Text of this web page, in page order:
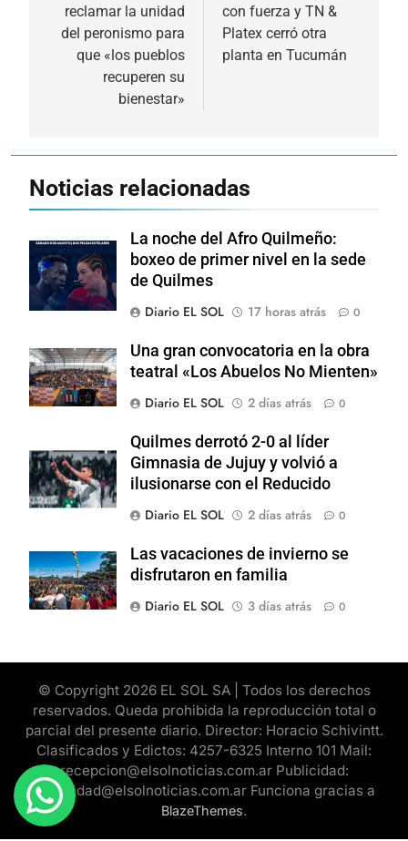
entradas
reclamar la unidad
del peronismo para
que «los pueblos
recuperen su
bienestar»
con fuerza y TN &
Platex cerró otra
planta en Tucumán
Noticias relacionadas
La noche del Afro Quilmeño:
boxeo de primer nivel en la sede
de Quilmes
Diario EL SOL
17 horas atrás 0
Una gran convocatoria en la obra
teatral «Los Abuelos No Mienten»
Diario EL SOL
2 días atrás 0
Quilmes derrotó 2-0 al líder
Gimnasia de Jujuy y volvió a
ilusionarse con el Reducido
Diario EL SOL
2 días atrás 0
Las vacaciones de invierno se
disfrutaron en familia
Diario EL SOL
3 días atrás 0
© Copyright 2026 EL SOL SA | Todos los derechos
reservados. Queda prohibida la reproducción total o
parcial del presente diario. Director: Horacio Schivintt.
Clasificados y Edictos: 4257-6325 Interno 101 Mail:
recepcion@elsolnoticias.com.ar Publicidad:
publicidad@elsolnoticias.com.ar Funciona gracias a
BlazeThemes.